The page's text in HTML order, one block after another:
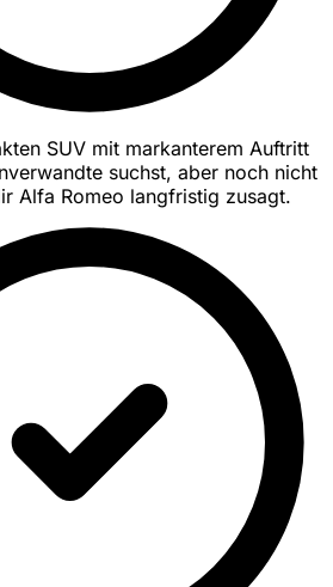
SUV mit markanterem Auftritt
suchst, aber noch nicht
Alfa Romeo langfristig zusagt.